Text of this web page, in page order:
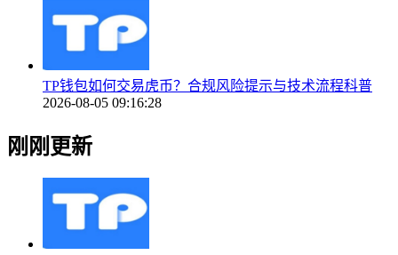
TP钱包如何交易虎币？合规风险提示与技术流程科普
2026-08-05 09:16:28
刚刚更新